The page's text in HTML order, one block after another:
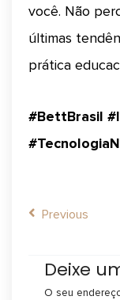
você. Não
últimas
prática
#BettBrasil
Previous
Deixe
O seu